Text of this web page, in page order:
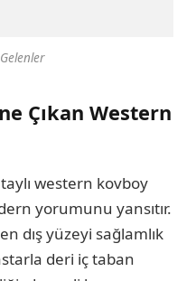
Çıkan Western
western kovboy
yorumunu yansıtır.
dış yüzeyi sağlamlık
deri iç taban